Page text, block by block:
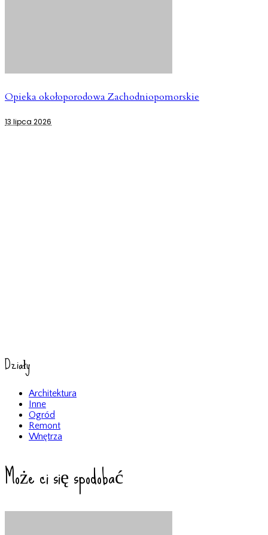
Opieka okołoporodowa Zachodniopomorskie
13 lipca 2026
Działy
Architektura
Inne
Ogród
Remont
Wnętrza
Może ci się spodobać